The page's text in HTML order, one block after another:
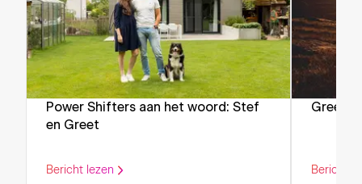
Power Shifters aan het woord: Stef
en Greet
Bericht lezen
Green
Bericht